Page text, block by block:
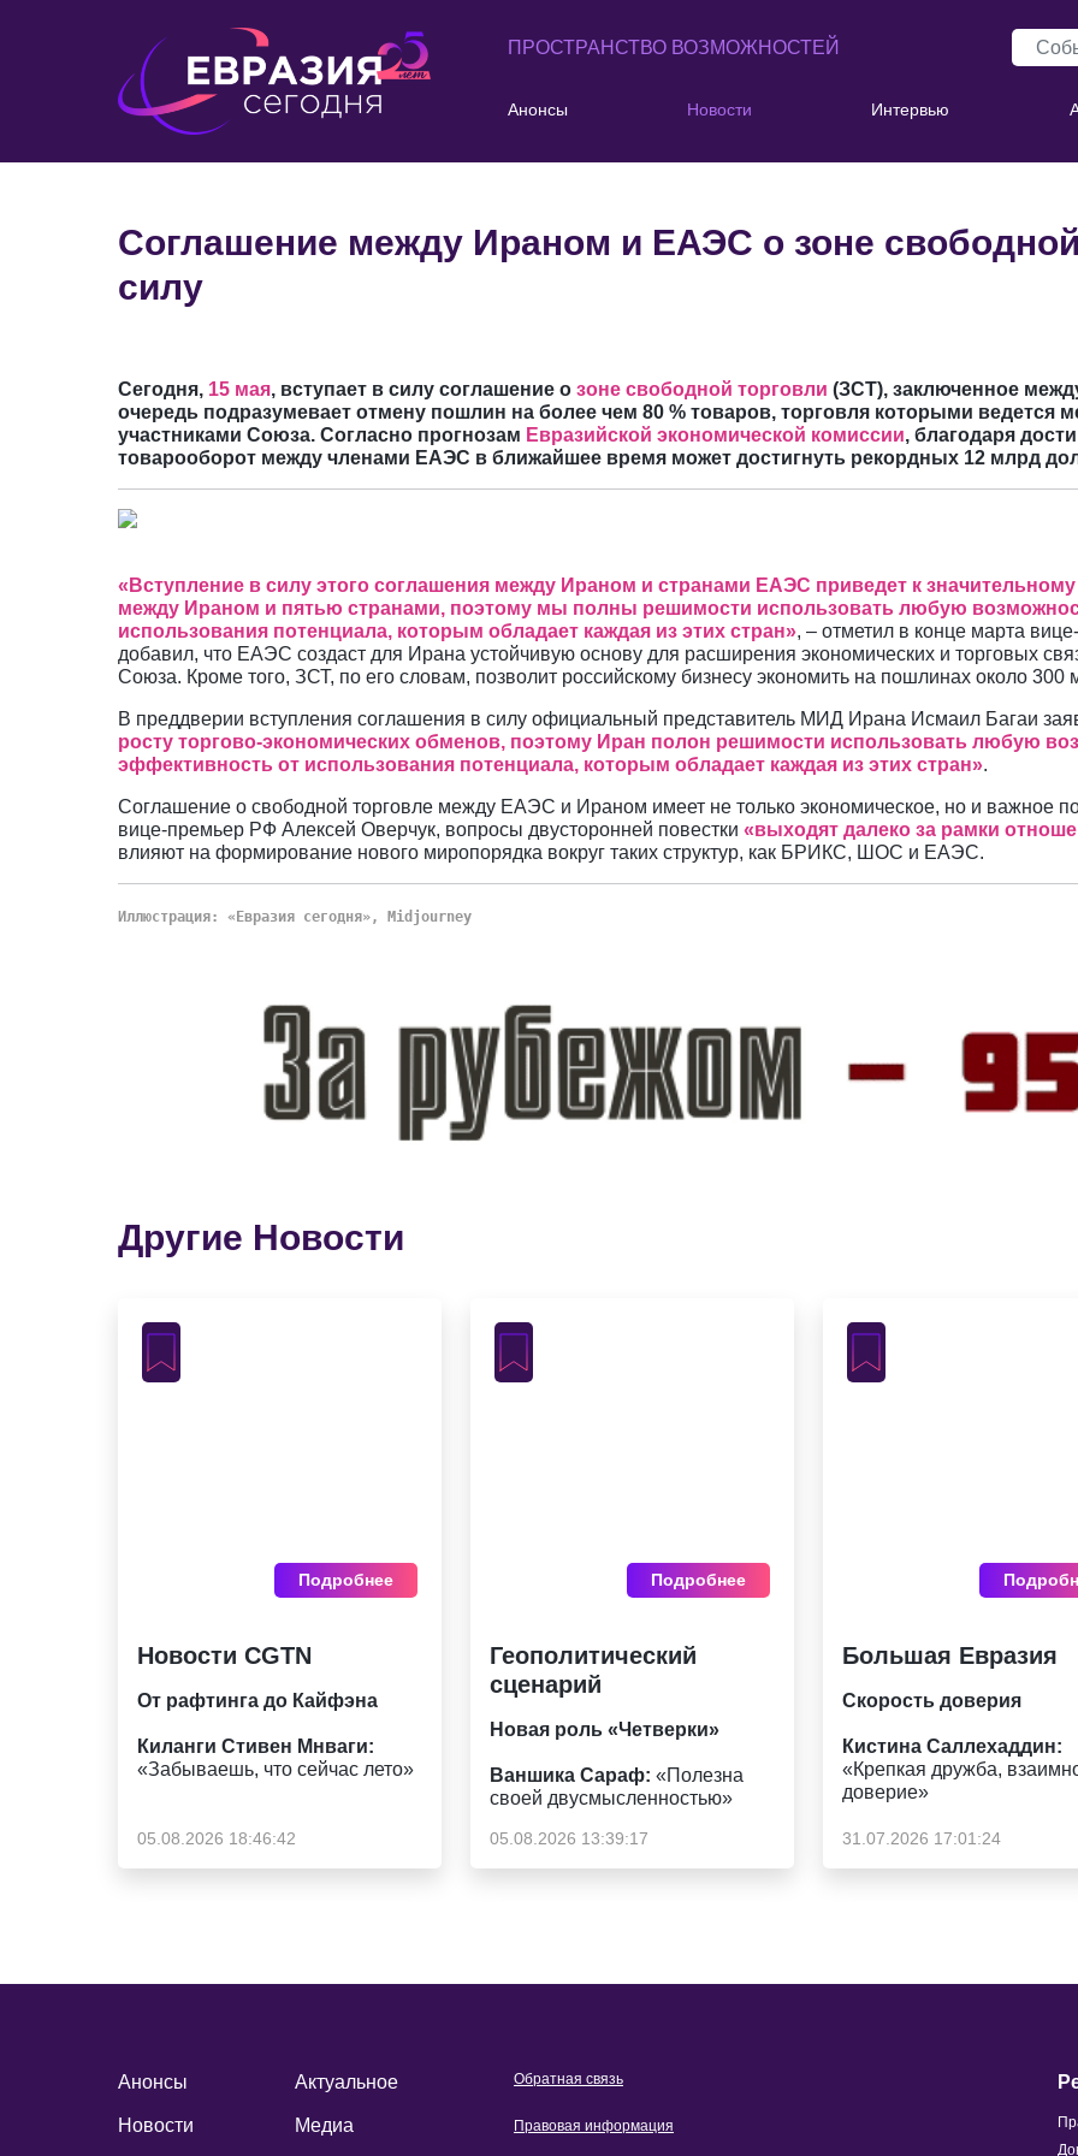
ПРОСТРАНСТВО ВОЗМОЖНОСТЕЙ
Анонсы Новости Интервью
Соглашение между Ираном и ЕАЭС о зоне
силу
Сегодня, 15 мая, вступает в силу соглашение о зоне свободной торговли (ЗСТ), заключенное
очередь подразумевает отмену пошлин на более чем 80 % товаров, торговля которыми ведется
участниками Союза. Согласно прогнозам Евразийской экономической комиссии, благодаря
товарооборот между членами ЕАЭС в ближайшее время может достигнуть рекордных 12 млрд
«Вступление в силу этого соглашения между Ираном и странами ЕАЭС приведет к
между Ираном и пятью странами, поэтому мы полны решимости использовать любую
использования потенциала, которым обладает каждая из этих стран», – отметил в конце марта
добавил, что ЕАЭС создаст для Ирана устойчивую основу для расширения экономических и торговых
Союза. Кроме того, ЗСТ, по его словам, позволит российскому бизнесу экономить на пошлинах около
В преддверии вступления соглашения в силу официальный представитель МИД Ирана Исмаил Багаи
росту торгово-экономических обменов, поэтому Иран полон решимости использовать любую
эффективность от использования потенциала, которым обладает каждая из этих стран».
Соглашение о свободной торговле между ЕАЭС и Ираном имеет не только экономическое, но и важное
вице-премьер РФ Алексей Оверчук, вопросы двусторонней повестки «выходят далеко за рамки
влияют на формирование нового миропорядка вокруг таких структур, как БРИКС, ШОС и ЕАЭС.
Иллюстрация: «Евразия сегодня», Midjourney
Другие Новости
Подробнее
Новости CGTN
От рафтинга до Кайфэна
Киланги Стивен Мнваги:
«Забываешь, что сейчас лето»
05.08.2026 18:46:42
Подробнее
Геополитический
сценарий
Новая роль «Четверки»
Ваншика Сараф: «Полезна
своей двусмысленностью»
05.08.2026 13:39:17
Большая Евразия
Скорость доверия
Кистина Саллехаддин:
«Крепкая дружба,
доверие»
31.07.2026 17:01:24
Анонсы
Новости
Актуальное
Медиа
Обратная связь
Правовая информация